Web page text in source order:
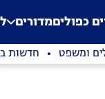
error: a
כפוליםמדורים
ומשפט חדשות